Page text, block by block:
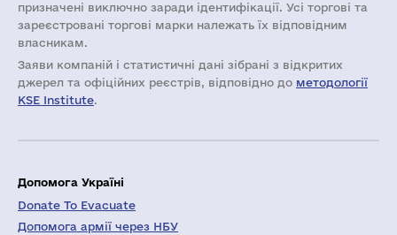
призначені виключно заради ідентифікації. Усі торгові та
зареєстровані торгові марки належать їх відповідним
власникам.
Заяви компаній i статистичні дані зібрані з відкритих
джерел та офіційних реєстрів, відповідно до методології
KSE Institute.
Допомога Україні
Donate To Evacuate
Допомога армії через НБУ